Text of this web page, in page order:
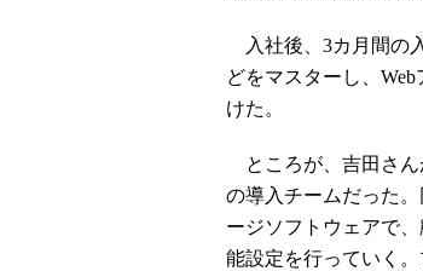
入社後、3カ月間の
どをマスターし、
けた。
ところが、吉田さん
の導入チームだった
ージソフトウェアで
能設定を行っていく